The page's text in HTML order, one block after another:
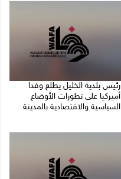
رئيس بلدية الخليل يطلع وفدا
أميركيا على تطورات الأوضاع
السياسية والاقتصادية بالمدينة